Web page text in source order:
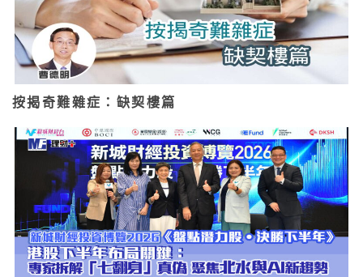
按揭奇難雜症：缺契樓篇